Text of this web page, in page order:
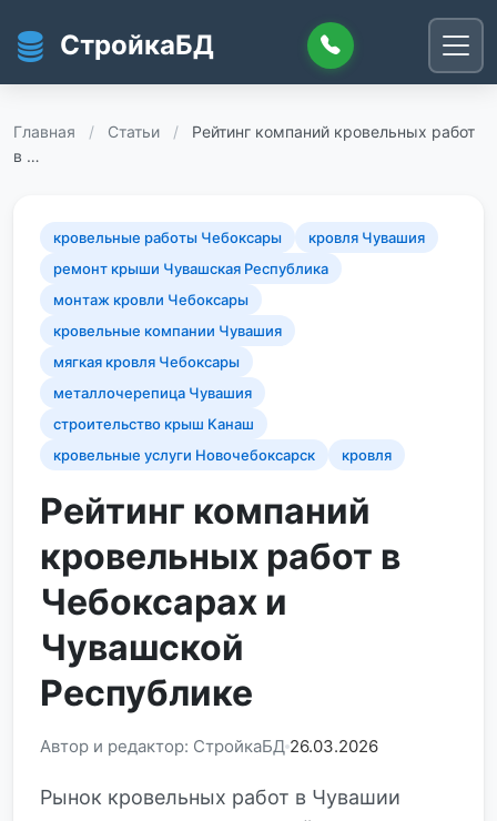
СтройкаБД
Главная / Статьи /
Рейтинг компаний кровельных работ
в …
кровельные работы Чебоксары
кровля Чувашия
ремонт крыши Чувашская Республика
монтаж кровли Чебоксары
кровельные компании Чувашия
мягкая кровля Чебоксары
металлочерепица Чувашия
строительство крыш Канаш
кровельные услуги Новочебоксарск
кровля
Рейтинг компаний
кровельных работ в
Чебоксарах и
Чувашской
Республике
Автор и редактор: СтройкаБД 26.03.2026
Рынок кровельных работ в Чувашии